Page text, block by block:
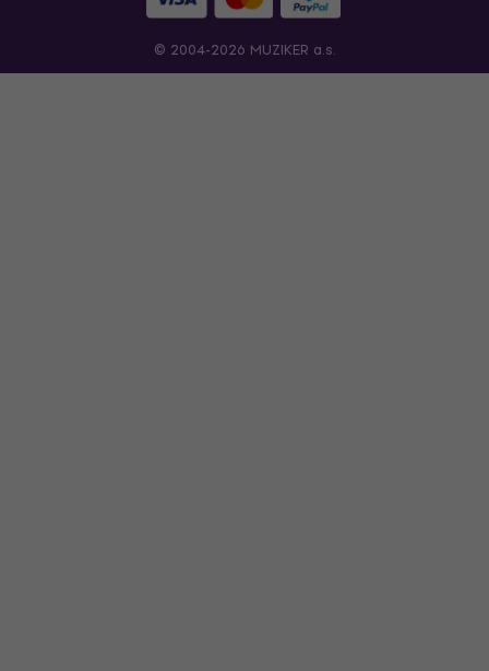
© 2004-2026 MUZIKER a.s.